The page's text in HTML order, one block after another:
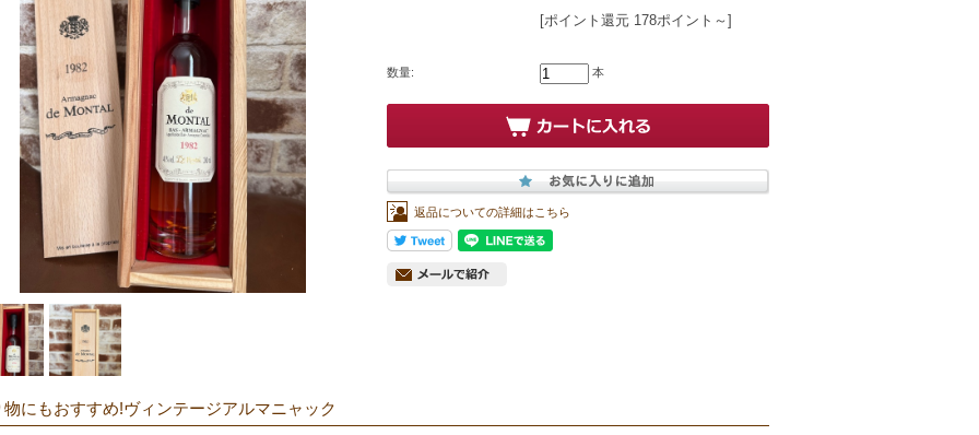
[ポイント還元 178ポイント～]
数量: 本
返品についての詳細はこちら
物にもおすすめ!ヴィンテージアルマニャック